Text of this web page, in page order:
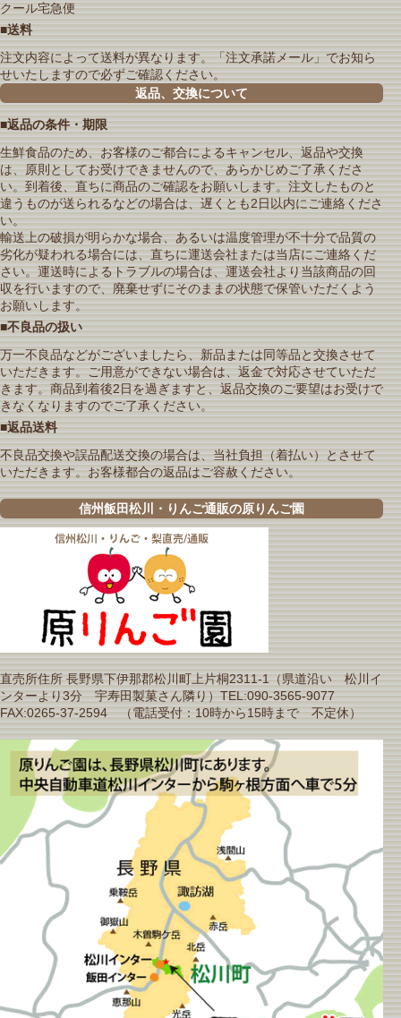
クール宅急便
■送料
注文内容によって送料が異なります。「注文承諾メール」でお知ら
せいたしますので必ずご確認ください。
返品、交換について
■返品の条件・期限
生鮮食品のため、お客様のご都合によるキャンセル、返品や交換
は、原則としてお受けできませんので、あらかじめご了承くださ
い。到着後、直ちに商品のご確認をお願いします。注文したものと
違うものが送られるなどの場合は、遅くとも2日以内にご連絡くださ
い。
輸送上の破損が明らかな場合、あるいは温度管理が不十分で品質の
劣化が疑われる場合には、直ちに運送会社または当店にご連絡くだ
さい。運送時によるトラブルの場合は、運送会社より当該商品の回
収を行いますので、廃棄せずにそのままの状態で保管いただくよう
お願いします。
■不良品の扱い
万一不良品などがございましたら、新品または同等品と交換させて
いただきます。ご用意ができない場合は、返金で対応させていただ
きます。商品到着後2日を過ぎますと、返品交換のご要望はお受けで
きなくなりますのでご了承ください。
■返品送料
不良品交換や誤品配送交換の場合は、当社負担（着払い）とさせて
いただきます。お客様都合の返品はご容赦ください。
信州飯田松川・りんご通販の原りんご園
直売所住所 長野県下伊那郡松川町上片桐2311-1（県道沿い 松川イ
ンターより3分 宇寿田製菓さん隣り）TEL:090-3565-9077
FAX:0265-37-2594 （電話受付：10時から15時まで 不定休）